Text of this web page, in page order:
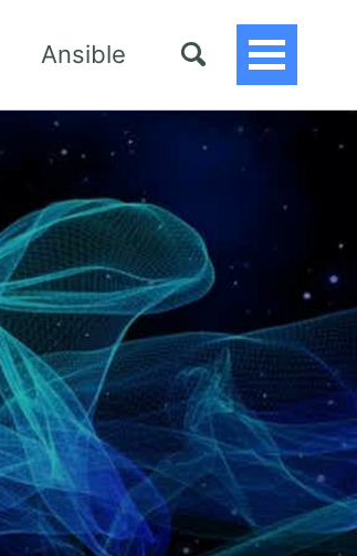
Ansible
Toggle
Menu